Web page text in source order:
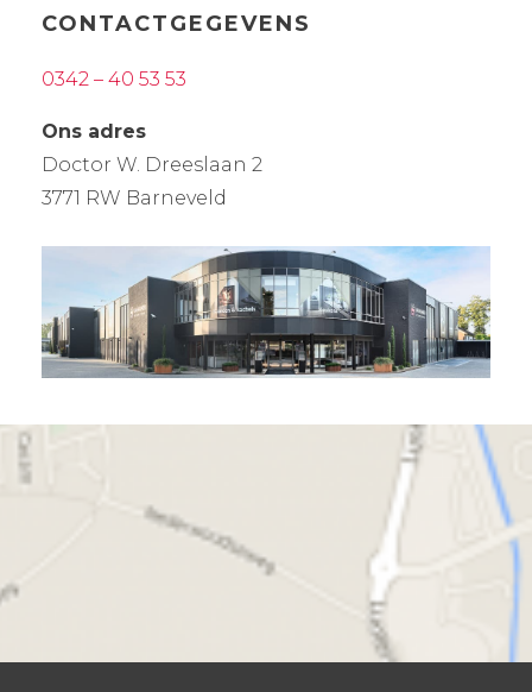
CONTACTGEGEVENS
0342 – 40 53 53
Ons adres
Doctor W. Dreeslaan 2
3771 RW Barneveld